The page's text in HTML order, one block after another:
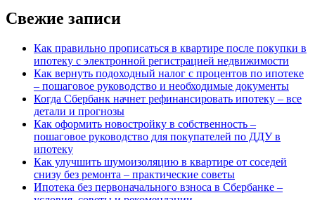
Свежие записи
Как правильно прописаться в квартире после покупки в
ипотеку с электронной регистрацией недвижимости
Как вернуть подоходный налог с процентов по ипотеке
– пошаговое руководство и необходимые документы
Когда Сбербанк начнет рефинансировать ипотеку – все
детали и прогнозы
Как оформить новостройку в собственность –
пошаговое руководство для покупателей по ДДУ в
ипотеку
Как улучшить шумоизоляцию в квартире от соседей
снизу без ремонта – практические советы
Ипотека без первоначального взноса в Сбербанке –